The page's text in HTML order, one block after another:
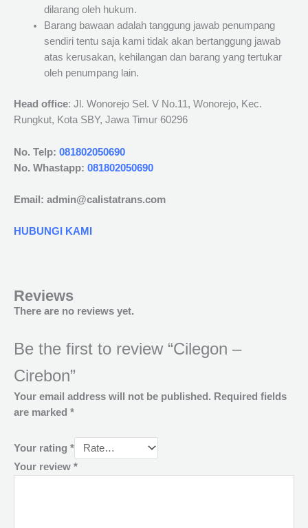
dilarang oleh hukum.
Barang bawaan adalah tanggung jawab penumpang
sendiri tentu saja kami tidak akan bertanggung jawab
atas kerusakan, kehilangan dan barang yang tertukar
oleh penumpang lain.
Head office: Jl. Wonorejo Sel. V No.11, Wonorejo, Kec.
Rungkut, Kota SBY, Jawa Timur 60296
No. Telp: 081802050690
No. Whastapp: 081802050690
Email: admin@calistatrans.com
HUBUNGI KAMI
Reviews
There are no reviews yet.
Be the first to review “Cilegon –
Cirebon”
Your email address will not be published. Required fields
are marked *
Your rating *
Your review *